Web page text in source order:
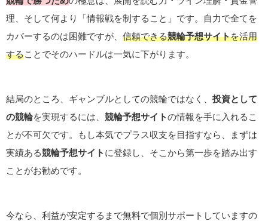
理、そして何より「情報戦を制すること」です。自力で全てを
カバーするのは困難ですが、 信頼できる競輪予想サイトを活用
することでそのハードルは一気に下がります。
結局のところ、ギャンブルとしての競輪ではなく、 投資として
の競輪を実現するには、 競輪予想サイトの情報を手に入れるこ
とが不可欠です。もし本気でプラス収支を目指すなら、まずは
実績ある競輪予想サイト に登録し、そこから第一歩を踏み出す
ことがお勧めです。
今なら、利益が安定するまで無料で個別サポートしていますの